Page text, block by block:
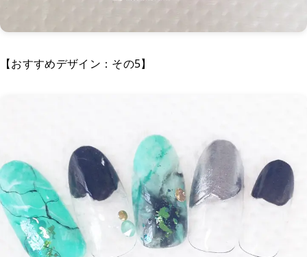
【おすすめデザイン：その5】